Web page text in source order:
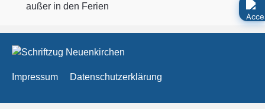
außer in den Ferien
Impressum Datenschutzerklärung